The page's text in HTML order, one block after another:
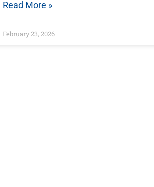
Read More »
February 23, 2026